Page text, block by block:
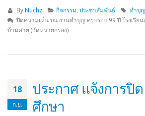
By Nuchz กิจกรรม ,ประชาสัมพันธ์
ทำบุญ
ปิดความเห็นบน งานทำบุญ ครบรอบ 99 ปี โรงเรี
บ้านค่าย (วัดหวายกรอง)
18
ก.ย.
ประกาศ แจ้งการปิ
ศึกษา